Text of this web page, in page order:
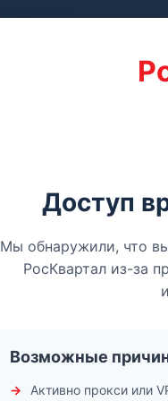
Доступ
Мы обнаружили, что
РосКвартал из-за
Возможные
Активно прокси или